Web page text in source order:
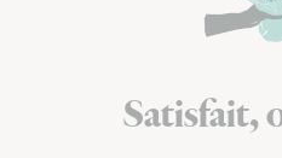
Satisfait,